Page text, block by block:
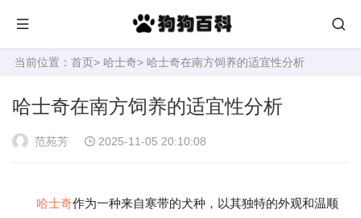
当前位置： 首页> 哈士奇> 哈士奇在南方饲养的适宜性分析
哈士奇在南方饲养的适宜性分析
范苑芳 2025-11-05 20:10:08
哈士奇作为一种来自寒带的犬种，以其独特的外观和温顺